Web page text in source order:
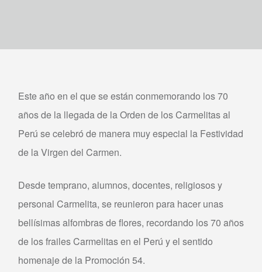
Este año en el que se están conmemorando los 70
años de la llegada de la Orden de los Carmelitas al
Perú se celebró de manera muy especial la Festividad
de la Virgen del Carmen.
Desde temprano, alumnos, docentes, religiosos y
personal Carmelita, se reunieron para hacer unas
bellísimas alfombras de flores, recordando los 70 años
de los frailes Carmelitas en el Perú y el sentido
homenaje de la Promoción 54.